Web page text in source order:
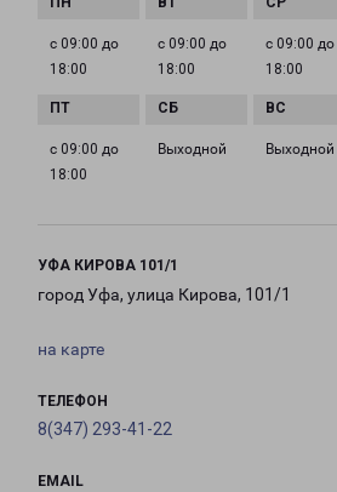
с 09:00 до
18:00
с 09:00 до
18:00
с 09:00 до
18:00
с 09:00 до
18:00
Выходной Выходной
УФА КИРОВА 101/1
город Уфа, улица Кирова, 101/1
на карте
ТЕЛЕФОН
8(347) 293-41-22
EMAIL